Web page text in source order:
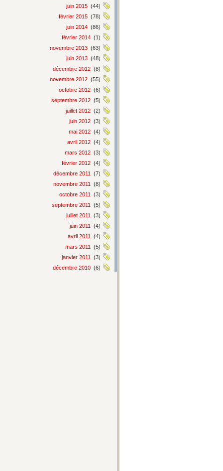
juin 2015 (44)
février 2015 (78)
juin 2014 (86)
février 2014 (1)
novembre 2013 (63)
juin 2013 (48)
décembre 2012 (8)
novembre 2012 (55)
octobre 2012 (6)
septembre 2012 (5)
juillet 2012 (2)
juin 2012 (3)
mai 2012 (4)
avril 2012 (4)
mars 2012 (3)
février 2012 (4)
décembre 2011
(7)
novembre 2011
(8)
octobre 2011
(3)
septembre 2011
(5)
juillet 2011
(3)
juin 2011
(4)
avril 2011
(4)
mars 2011
(5)
janvier 2011
(3)
décembre 2010 (6)